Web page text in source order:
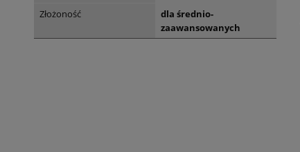
Złożoność
dla średnio-
zaawansowanych